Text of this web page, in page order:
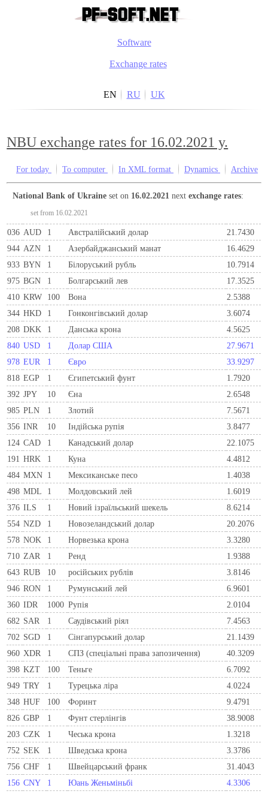
Software
Exchange rates
EN RU UK
NBU exchange rates for 16.02.2021 y.
For today To computer In XML format Dynamics Archive
National Bank of Ukraine set on 16.02.2021 nextexchange rates:
set from 16.02.2021
036 AUD 1 Австралійський долар
21.7430
944 AZN 1 Азербайджанський манат
16.4629
933 BYN 1 Бiлоруський рубль
10.7914
975 BGN 1 Болгарський лев
17.3525
410 KRW 100 Вона
2.5388
344 HKD 1 Гонконгівський долар
3.6074
208 DKK 1 Данська крона
4.5625
840 USD 1 Долар США
27.9671
978 EUR 1 Євро
33.9297
818 EGP 1 Єгипетський фунт
1.7920
392 JPY 10 Єна
2.6548
985 PLN 1 Злотий
7.5671
356 INR 10 Індійська рупія
3.8477
124 CAD 1 Канадський долар
22.1075
191 HRK 1 Куна
4.4812
484 MXN 1 Мексиканське песо
1.4038
498 MDL 1 Молдовський лей
1.6019
376 ILS 1 Новий ізраїльський шекель
8.6214
554 NZD 1 Новозеландський долар
20.2076
578 NOK 1 Норвезька крона
3.3280
710 ZAR 1 Ренд
1.9388
643 RUB 10 російських рублів
3.8146
946 RON 1 Румунський лей
6.9601
360 IDR 1000 Рупія
2.0104
682 SAR 1 Саудівський ріял
7.4563
702 SGD 1 Сінгапурський долар
21.1439
960 XDR 1 СПЗ (спеціальні права запозичення)
40.3209
398 KZT 100 Теньге
6.7092
949 TRY 1 Турецька ліра
4.0224
348 HUF 100 Форинт
9.4791
826 GBP 1 Фунт стерлінгів
38.9008
203 CZK 1 Чеська крона
1.3218
752 SEK 1 Шведська крона
3.3786
756 CHF 1 Швейцарський франк
31.4043
156 CNY 1 Юань Женьміньбі 4.3306